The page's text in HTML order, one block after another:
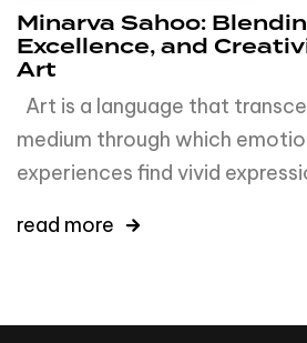
Minarva Sahoo:
Excellence, and
Art
Art is a language that
medium through which
experiences find vivid
read more